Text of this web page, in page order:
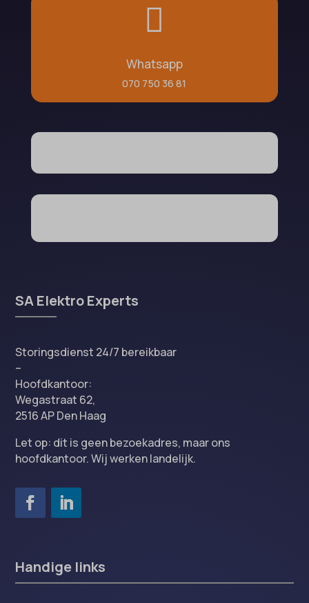

Whatsapp
070 750 36 81
SA Elektro Experts
Storingsdienst 24/7 bereikbaar
–
Hoofdkantoor:
Wegastraat 62,
2516 AP Den Haag
Let op: dit is geen bezoekadres, maar ons
hoofdkantoor. Wij werken landelijk.
Handige links